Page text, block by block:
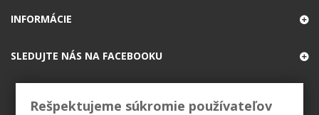
INFORMÁCIE
SLEDUJTE NÁS NA FACEBOOKU
Rešpektujeme súkromie používateľov